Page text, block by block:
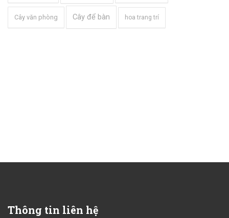
Cây văn phòng Cây để bàn hoa trang trí
Thông tin liên hệ